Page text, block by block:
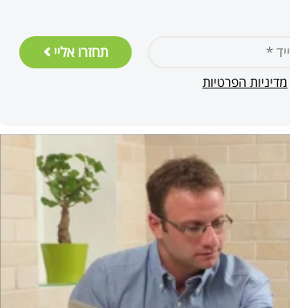
תחזרו אליי
מדיניות הפרטיות